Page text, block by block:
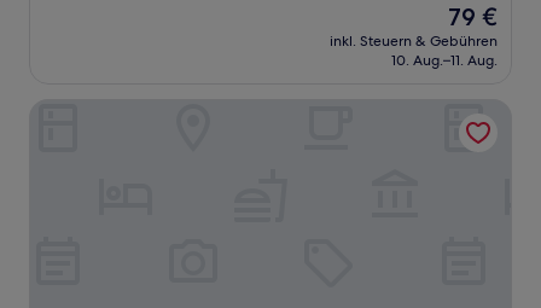
Der
Preis
beträgt
79 €
inkl. Steuern & Gebühren
10. Aug.–11. Aug.